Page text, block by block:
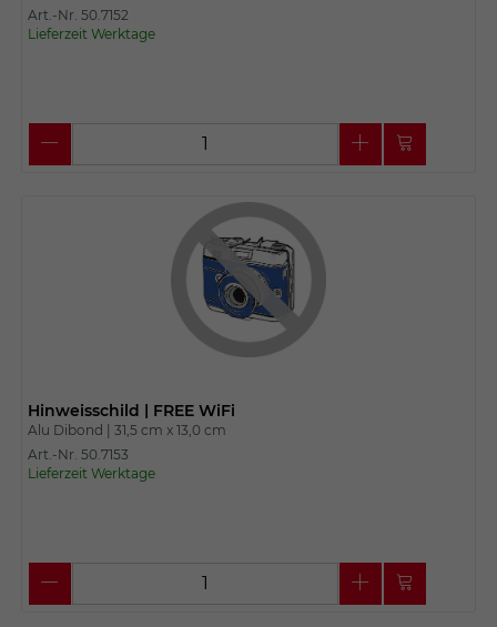
Art.-Nr. 50.7152
Lieferzeit Werktage
Hinweisschild | FREE WiFi
Alu Dibond | 31,5 cm x 13,0 cm
Art.-Nr. 50.7153
Lieferzeit Werktage